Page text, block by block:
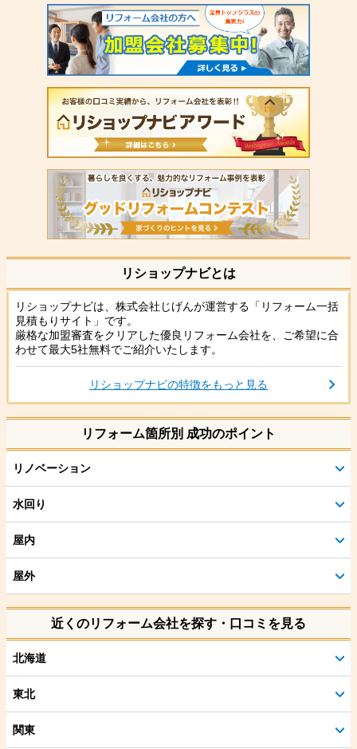
リショップナビとは
リショップナビは、株式会社じげんが運営する「リフォーム一括
見積もりサイト」です。
厳格な加盟審査をクリアした優良リフォーム会社を、ご希望に合
わせて最大5社無料でご紹介いたします。
リショップナビの特徴をもっと見る
リフォーム箇所別 成功のポイント
リノベーション
水回り
屋内
屋外
近くのリフォーム会社を探す・口コミを見る
北海道
東北
関東